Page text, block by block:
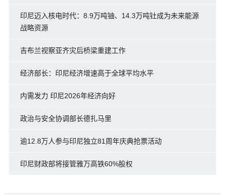
印尼迈入核电时代：8.9万吨铀、14.3万吨钍成为未来能源
战略资源
吉布兰视察亚齐灾后桥梁重建工作
经济部长：印尼经济增速高于全球平均水平
内需发力 印尼2026年经济向好
政治与安全协调部长德扎马里
逾12.8万人参与印尼独立81周年庆典抢票活动
印尼财政部将接管雅万高铁60%股权